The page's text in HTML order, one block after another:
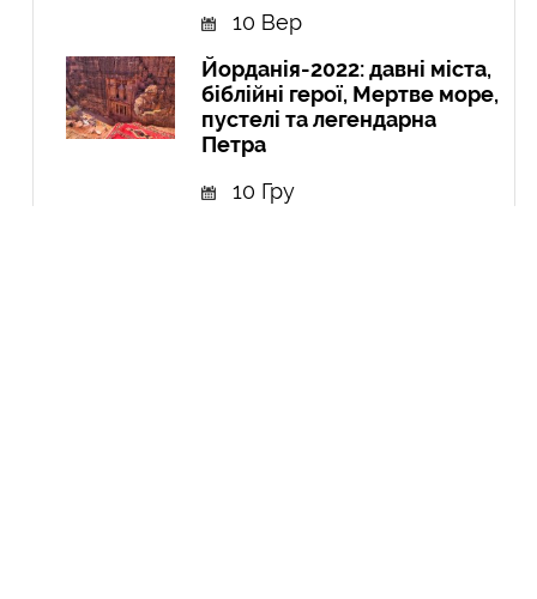
10 Вер
Йорданія-2022: давні міста,
біблійні герої, Мертве море,
пустелі та легендарна
Петра
10 Гру